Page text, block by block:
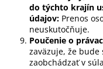
do týchto krajín
údajov: Prenos
neuskutočňuje.
Poučenie o
zaväzuje, že
zaobchádzať v